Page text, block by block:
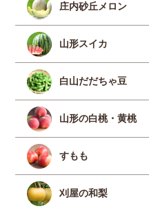
庄内砂丘メロン
山形スイカ
白山だだちゃ豆
山形の白桃・黄桃
すもも
刈屋の和梨